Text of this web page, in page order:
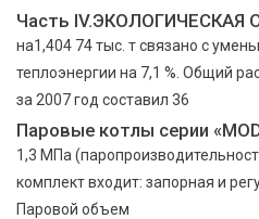
Часть IV.ЭКОЛОГИЧЕСКАЯ
на1,404 74 тыс. т связано с
теплоэнергии на 7,1 %. Общий
за 2007 год составил 36
Паровые котлы серии
1,3 МПа
комплект входит: запорная и
Паровой объем